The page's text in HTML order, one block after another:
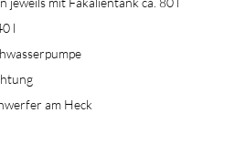
l
am Heck